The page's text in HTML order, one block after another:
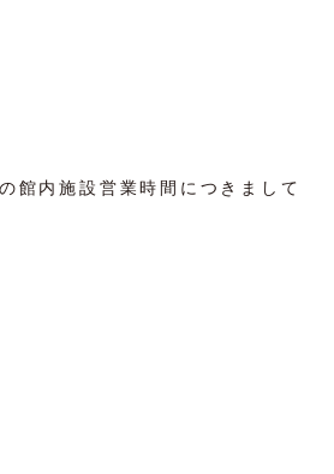
館内施設営業時間につきまして